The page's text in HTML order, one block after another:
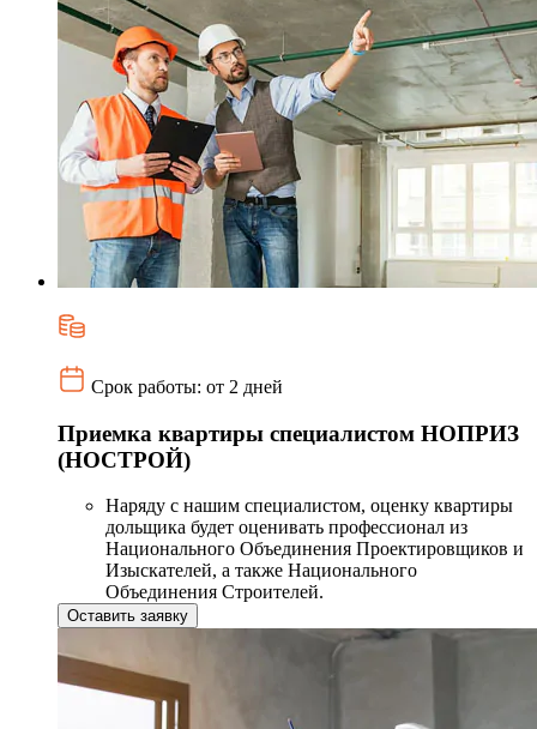
Срок работы: от 2 дней
Приемка квартиры специалистом НОПРИЗ
(НОСТРОЙ)
Наряду с нашим специалистом, оценку квартиры
дольщика будет оценивать профессионал из
Национального Объединения Проектировщиков и
Изыскателей, а также Национального
Объединения Строителей.
Оставить заявку